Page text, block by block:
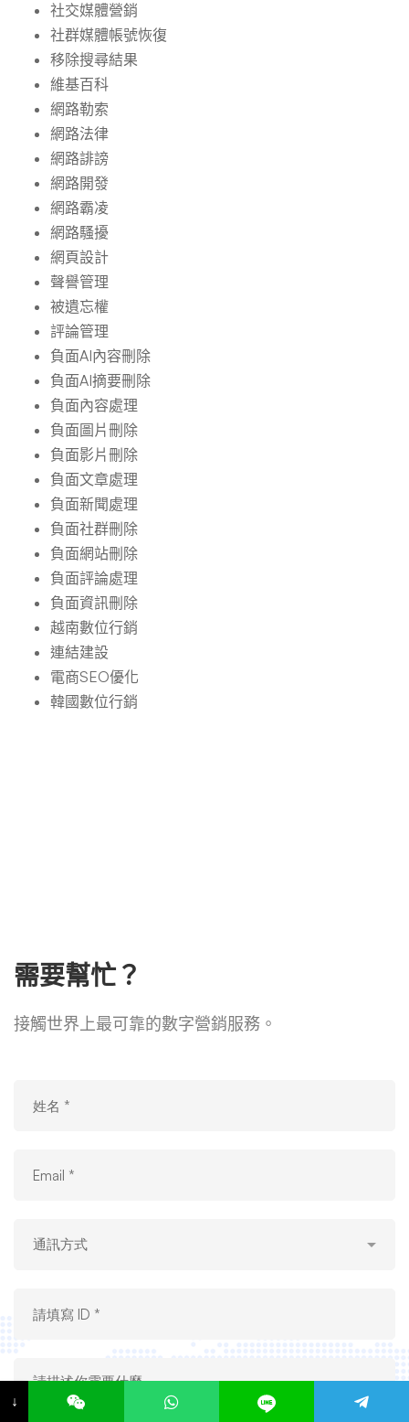
社交媒體營銷
社群媒體帳號恢復
移除搜尋結果
維基百科
網路勒索
網路法律
網路誹謗
網路開發
網路霸凌
網路騷擾
網頁設計
聲譽管理
被遺忘權
評論管理
負面AI內容刪除
負面AI摘要刪除
負面內容處理
負面圖片刪除
負面影片刪除
負面文章處理
負面新聞處理
負面社群刪除
負面網站刪除
負面評論處理
負面資訊刪除
越南數位行銷
連結建設
電商SEO優化
韓國數位行銷
需要幫忙？
接觸世界上最可靠的數字營銷服務。
↓